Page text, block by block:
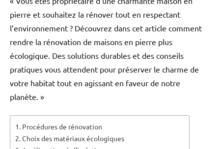
pierre et souhaitez la rénover tout en respectant
l’environnement ? Découvrez dans cet article comment
rendre la rénovation de maisons en pierre plus
écologique. Des solutions durables et des conseils
pratiques vous attendent pour préserver le charme de
votre habitat tout en agissant en faveur de notre
planète. »
Procédures de rénovation
Choix des matériaux écologiques